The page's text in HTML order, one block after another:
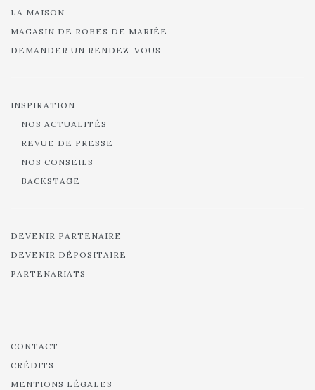
LA MAISON
MAGASIN DE ROBES DE MARIÉE
DEMANDER UN RENDEZ-VOUS
INSPIRATION
NOS ACTUALITÉS
REVUE DE PRESSE
NOS CONSEILS
BACKSTAGE
DEVENIR PARTENAIRE
DEVENIR DÉPOSITAIRE
PARTENARIATS
CONTACT
CRÉDITS
MENTIONS LÉGALES